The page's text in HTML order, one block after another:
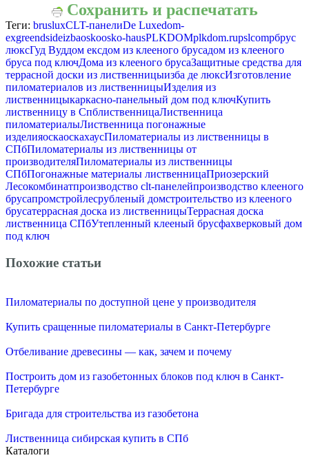
Сохранить и распечатать
Теги: brusluxCLT-панелиDe Luxedom-
exgreendsideizbaoskoosko-hausPLKDOMplkdom.rupslcompбрус
люксГуд Вуддом ексдом из клееного брусадом из клееного
бруса под ключДома из клееного брусаЗащитные средства для
террасной доски из лиственницыизба де люксИзготовление
пиломатериалов из лиственницыИзделия из
лиственницыкаркасно-панельный дом под ключКупить
лиственницу в СпблиственницаЛиственница
пиломатериалыЛиственница погонажные
изделияоскаоскахаусПиломатериалы из лиственницы в
СПбПиломатериалы из лиственницы от
производителяПиломатериалы из лиственницы
СПбПогонажные материалы лиственницаПриозерский
Лесокомбинатпроизводство clt-панелейпроизводство клееного
брусапромстройлесрубленый домстроительство из клееного
брусатеррасная доска из лиственницыТеррасная доска
лиственница СПбУтепленный клееный брусфахверковый дом
под ключ
Похожие статьи
Пиломатериалы по доступной цене у производителя
Купить сращенные пиломатериалы в Санкт-Петербурге
Отбеливание древесины — как, зачем и почему
Построить дом из газобетонных блоков под ключ в Санкт-
Петербурге
Бригада для строительства из газобетона
Лиственница сибирская купить в СПб
Каталоги